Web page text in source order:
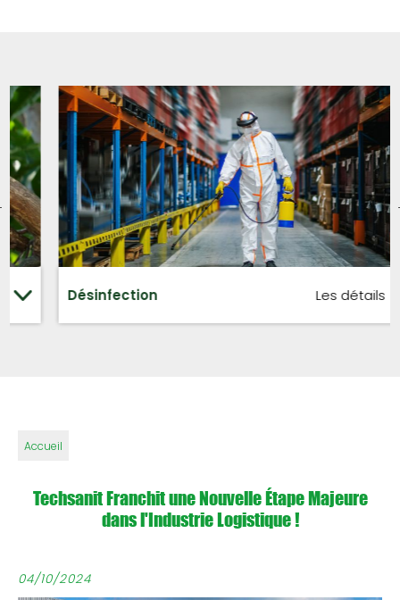
Désinfection Les détails
Accueil
Techsanit Franchit une Nouvelle Étape Majeure
dans l'Industrie Logistique !
04/10/2024